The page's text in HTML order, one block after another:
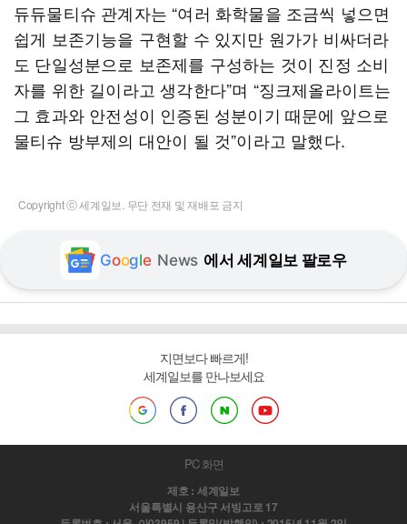
듀듀물티슈 관계자는 “여러 화학물을 조금씩 넣으면
쉽게 보존기능을 구현할 수 있지만 원가가 비싸더라
도 단일성분으로 보존제를 구성하는 것이 진정 소비
자를 위한 길이라고 생각한다”며 “징크제올라이트는
그 효과와 안전성이 인증된 성분이기 때문에 앞으로
물티슈 방부제의 대안이 될 것”이라고 말했다.
Copyright ⓒ 세계일보. 무단 전재 및 재배포 금지
Google News 에서 세계일보 팔로우
지면보다 빠르게!
세계일보를 만나보세요
PC 화면
제호 : 세계일보
서울특별시 용산구 서빙고로 17